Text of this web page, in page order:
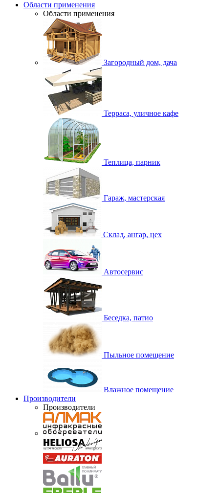
Области применения
Области применения
Загородный дом, дача
Терраса, уличное кафе
Теплица, парник
Гараж, мастерская
Склад, ангар, цех
Автосервис
Беседка, патио
Пыльное помещение
Влажное помещение
Производители
Производители